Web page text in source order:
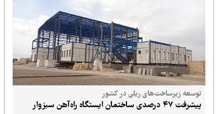
توسعه زیرساخت‌های ریلی در کشور
پیشرفت ۴۷ درصدی ساختمان ایستگاه راه‌آهن سبزوار